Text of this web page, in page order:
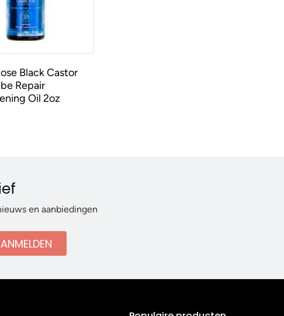
Black Castor
Repair
Oil 2oz
en aanbiedingen